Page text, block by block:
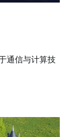
通信与计算技